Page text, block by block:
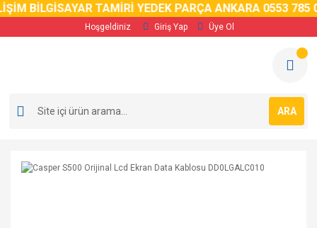
BİLGİSAYAR TAMİRİ YEDEK PARÇA ANKARA 0553 785 02
Hoşgeldiniz Giriş Yap Üye Ol
ARA